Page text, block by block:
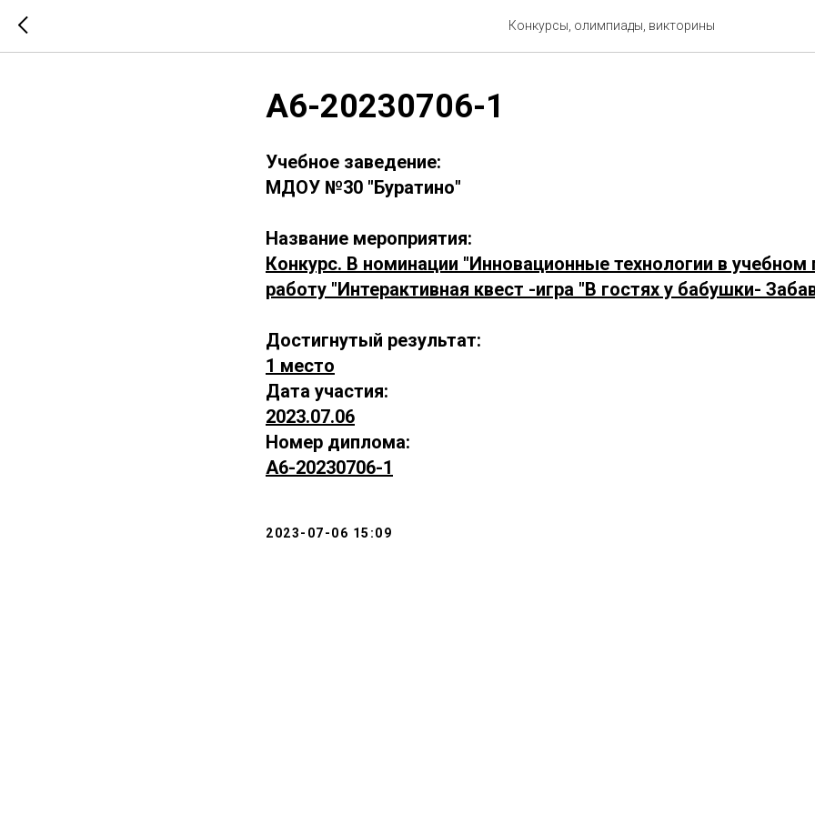
Конкурсы, олимпиады, викторины
А6-20230706-1
Учебное заведение:
МДОУ №30 "Буратино"
Название мероприятия:
Конкурс. В номинации "Инновационные технологии в учебном
работу "Интерактивная квест -игра "В гостях у бабушки-
Достигнутый результат:
1 место
Дата участия:
2023.07.06
Номер диплома:
А6-20230706-1
2023-07-06 15:09